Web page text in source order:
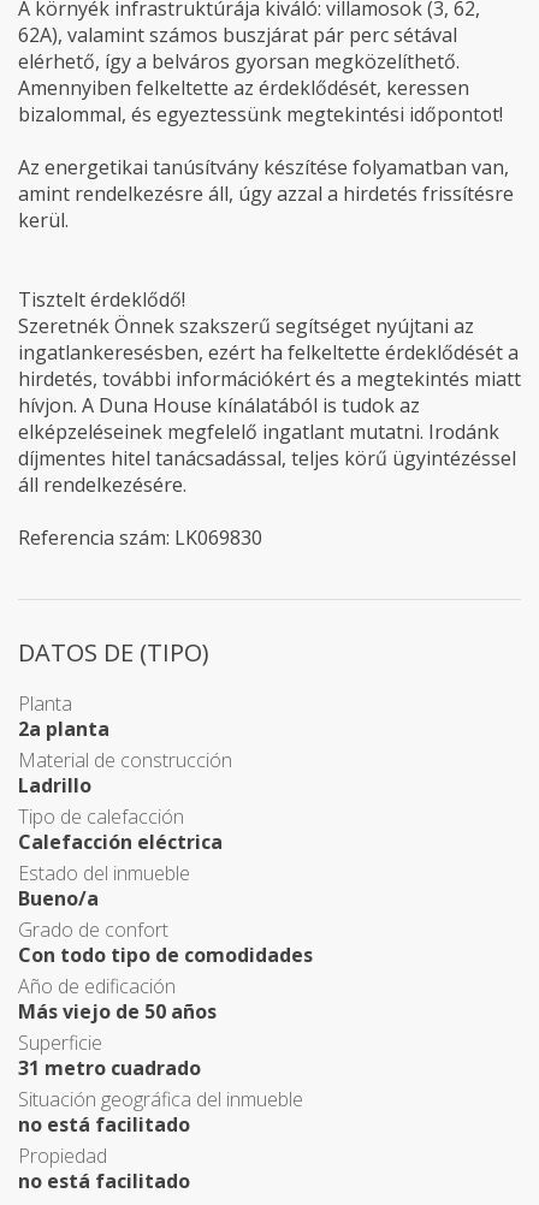
A környék infrastruktúrája kiváló: villamosok (3, 62,
62A), valamint számos buszjárat pár perc sétával
elérhető, így a belváros gyorsan megközelíthető.
Amennyiben felkeltette az érdeklődését, keressen
bizalommal, és egyeztessünk megtekintési időpontot!
Az energetikai tanúsítvány készítése folyamatban van,
amint rendelkezésre áll, úgy azzal a hirdetés frissítésre
kerül.
Tisztelt érdeklődő!
Szeretnék Önnek szakszerű segítséget nyújtani az
ingatlankeresésben, ezért ha felkeltette érdeklődését a
hirdetés, további információkért és a megtekintés miatt
hívjon. A Duna House kínálatából is tudok az
elképzeléseinek megfelelő ingatlant mutatni. Irodánk
díjmentes hitel tanácsadással, teljes körű ügyintézéssel
áll rendelkezésére.
Referencia szám: LK069830
DATOS DE (TIPO)
Planta
2a planta
Material de construcción
Ladrillo
Tipo de calefacción
Calefacción eléctrica
Estado del inmueble
Bueno/a
Grado de confort
Con todo tipo de comodidades
Año de edificación
Más viejo de 50 años
Superficie
31 metro cuadrado
Situación geográfica del inmueble
no está facilitado
Propiedad
no está facilitado